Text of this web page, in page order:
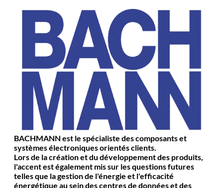
BACHMANN est le spécialiste des composants et
systèmes électroniques orientés clients.
Lors de la création et du développement des produits,
l'accent est également mis sur les questions futures
telles que la gestion de l'énergie et l'efficacité
énergétique au sein des centres de données et des